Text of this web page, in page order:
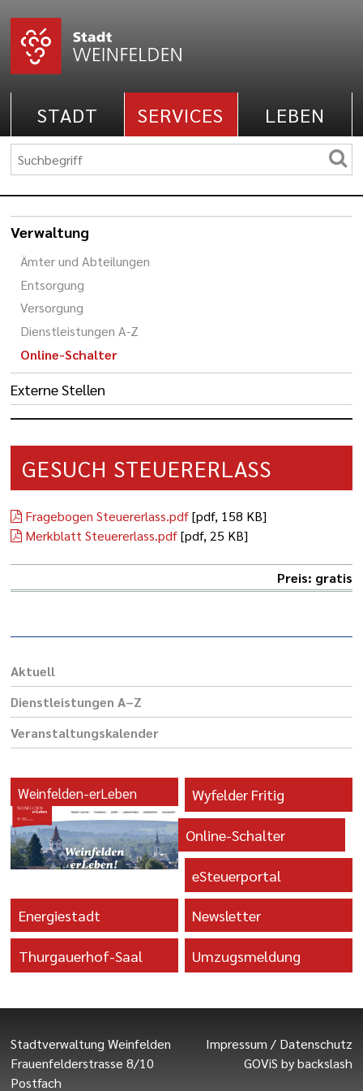
STADT SERVICES LEBEN
Verwaltung
Ämter und Abteilungen
Entsorgung
Versorgung
Dienstleistungen A-Z
Online-Schalter
Externe Stellen
GESUCH STEUERERLASS
Fragebogen Steuererlass.pdf[pdf, 158 KB]
Merkblatt Steuererlass.pdf[pdf, 25 KB]
Preis: gratis
Aktuell
Dienst­leis­tungen A–Z
Veranstaltungs­kalender
Weinfelden-erLeben Wyfelder Fritig
Online-Schalter
eSteuerportal
Energiestadt Newsletter
Thurgauerhof-Saal Umzugsmeldung
Impressum / Datenschutz
GOViS bybackslash
Stadtverwaltung Weinfelden
Frauenfelderstrasse 8/10
Postfach